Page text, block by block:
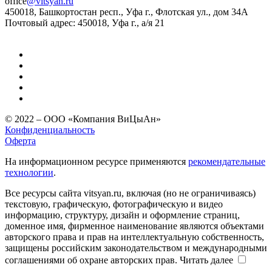
450018, Башкортостан респ., Уфа г., Флотская ул., дом 34А
Почтовый адрес: 450018, Уфа г., а/я 21
© 2022 – ООО «Компания ВиЦыАн»
Конфиденциальность
Оферта
На информационном ресурсе применяются рекомендательные
технологии.
Все ресурсы сайта vitsyan.ru, включая (но не ограничиваясь)
текстовую, графическую, фотографическую и видео
информацию, структуру, дизайн и оформление страниц,
доменное имя, фирменное наименование являются объектами
авторского права и прав на интеллектуальную собственность,
защищены российским законодательством и международными
соглашениями об охране авторских прав. Читать далее